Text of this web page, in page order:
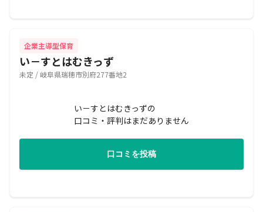
企業主導型保育
い－すとはむきっず
未定 / 岐阜県瑞穂市別府277番地2
い－すとはむきっずの
口コミ・評判はまだありません
口コミを投稿